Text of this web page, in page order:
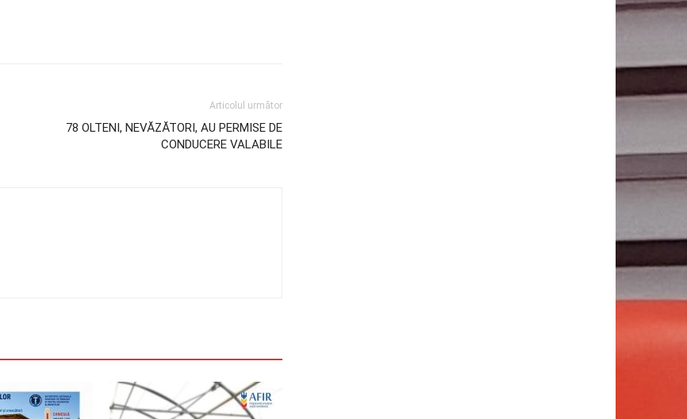
Articolul următor
78 OLTENI, NEVĂZĂTORI, AU PERMISE DE
CONDUCERE VALABILE